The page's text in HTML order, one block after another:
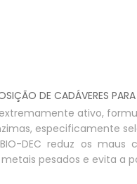
DE CADÁVERES
ativo,
especificamente
DEC reduz os
pesados e evita a